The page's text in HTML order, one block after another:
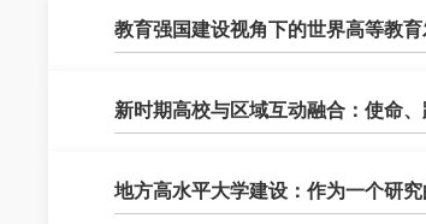
教育强国建设视角下的世界高等教
新时期高校与区域互动融合：使命
地方高水平大学建设：作为一个研